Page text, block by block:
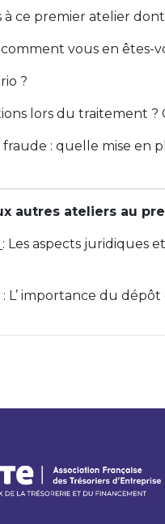
à ce premier atelier
vous en êtes-
?
lors du traitement ?
: quelle mise en
autres ateliers au
: Les aspects juridiques
: L’ importance du